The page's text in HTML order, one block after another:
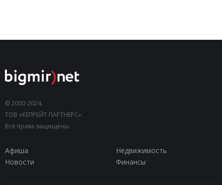
© 2000-2024,
ТОВ «КЕПРЕЙТ ПАРТНЕРС».
Все права защищены.
Афиша
Недвижимость
Новости
Финансы